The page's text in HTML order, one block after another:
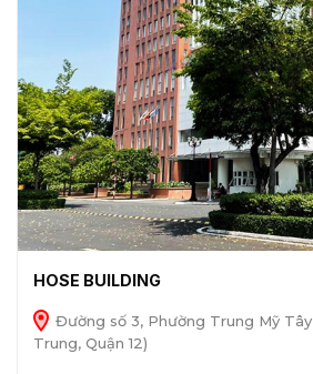
HOSE BUILDING
Đường số 3, Phường Trung Mỹ Tây
Trung, Quận 12)